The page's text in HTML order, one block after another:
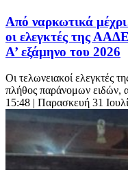
Από ναρκωτικά
οι ελεγκτές της
Α’ εξάμηνο του 2026
Οι τελωνειακοί ελεγκτές
πλήθος παράνομων ειδών,
15:48 | Παρασκευή 31